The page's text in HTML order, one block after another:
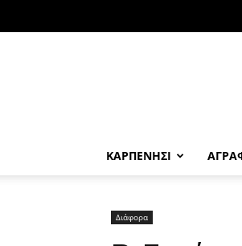
ΚΑΡΠΕΝΗΣΙ
Διάφορα